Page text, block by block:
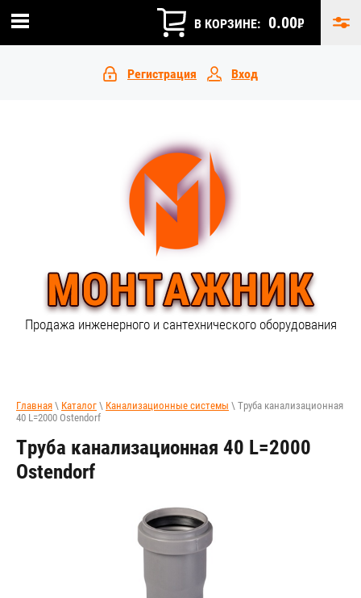
В КОРЗИНЕ: 0.00₽
Регистрация Вход
Продажа инженерного и сантехнического оборудования
Главная \ Каталог \ Канализационные системы \ Труба канализационная
40 L=2000 Ostendorf
Труба канализационная 40 L=2000
Ostendorf